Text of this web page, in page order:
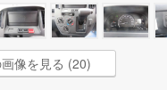
像を見る (20)